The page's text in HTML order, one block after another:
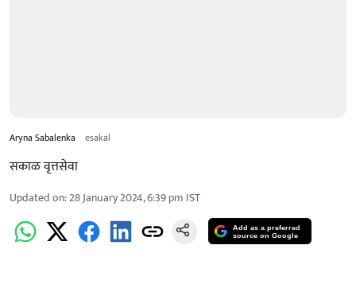
Aryna Sabalenka esakal
सकाळ वृत्तसेवा
Updated on:28 January 2024, 6:39 pm IST
Add as a preferred
source on Google